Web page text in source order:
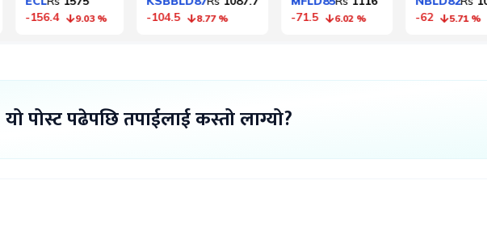
यो पोस्ट पढेपछि तपाईलाई कस्तो लाग्यो?